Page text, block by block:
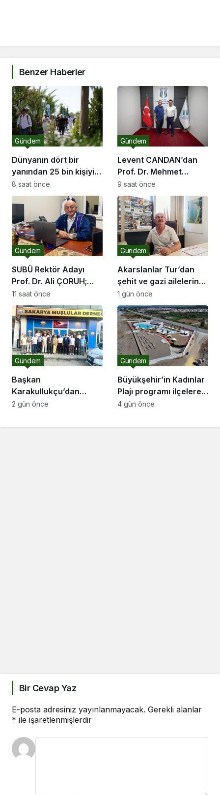
Benzer Haberler
Dünyanın dört bir
yanından 25 bin kişiyi
ağırlayacak dev fuar
için geri sayım
Gündem
8 saat önce
Levent CANDAN’dan
Prof. Dr. Mehmet
SARIBIYIK’a vefa
ziyareti
Gündem
9 saat önce
SUBÜ Rektör Adayı
Prof. Dr. Ali ÇORUH;
“Sakarya’ya değer
katan bir üniversite
inşa etmek istiyorum”
Gündem
11 saat önce
Akarslanlar Tur’dan
şehit ve gazi ailelerine
anlamlı destek
Gündem
1 gün önce
Başkan
Karakullukçu’dan
Sakarya Muşlular
Gündem
2 gün önce
Büyükşehir’in Kadınlar
Plajı programı ilçelere
açılıyor
Gündem
4 gün önce
Bir Cevap Yaz
E-posta adresiniz yayınlanmayacak. Gerekli alanlar
* ile işaretlenmişlerdir